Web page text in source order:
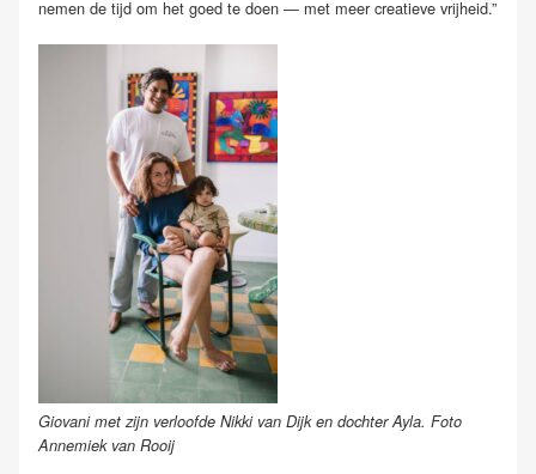
nemen de tijd om het goed te doen — met meer creatieve vrijheid.”
Giovani met zijn verloofde Nikki van Dijk en dochter Ayla. Foto
Annemiek van Rooij